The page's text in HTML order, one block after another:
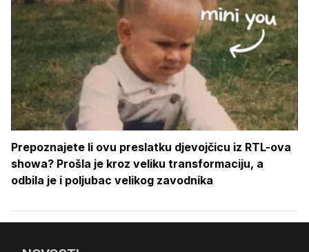
Prepoznajete li ovu preslatku djevojčicu iz RTL-ova
showa? Prošla je kroz veliku transformaciju, a
odbila je i poljubac velikog zavodnika